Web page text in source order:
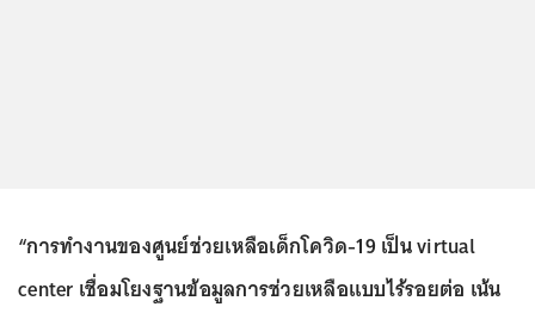
“การทำงานของศูนย์ช่วยเหลือเด็กโควิด-19 เป็น virtual
center เชื่อมโยงฐานข้อมูลการช่วยเหลือแบบไร้รอยต่อ เน้น